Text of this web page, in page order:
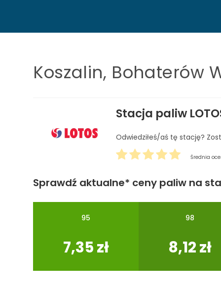
Koszalin, Bohaterów
Stacja paliw
Odwiedziłeś/aś tę stację?
Średnia
Sprawdź aktualne* ceny paliw na
95 98
95 98
7,35 zł 8,12 zł